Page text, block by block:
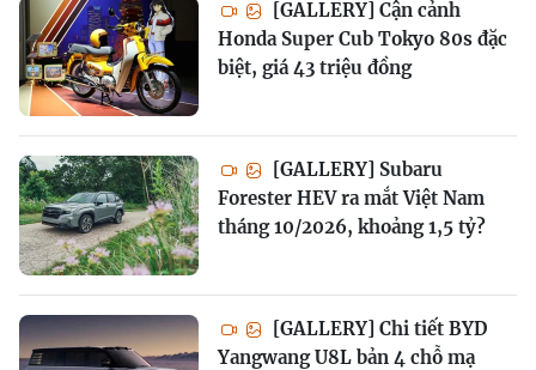
[GALLERY] Cận cảnh
Honda Super Cub Tokyo 80s đặc
biệt, giá 43 triệu đồng
[GALLERY] Subaru
Forester HEV ra mắt Việt Nam
tháng 10/2026, khoảng 1,5 tỷ?
[GALLERY] Chi tiết BYD
Yangwang U8L bản 4 chỗ mạ